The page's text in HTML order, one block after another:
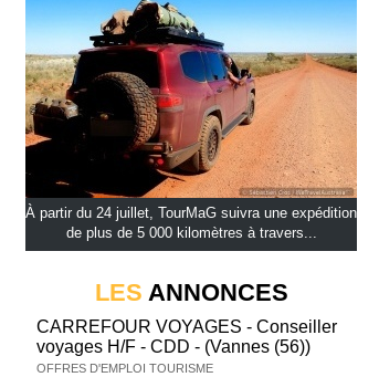
À partir du 24 juillet, TourMaG suivra une expédition
de plus de 5 000 kilomètres à travers...
LES ANNONCES
CARREFOUR VOYAGES - Conseiller
voyages H/F - CDD - (Vannes (56))
OFFRES D'EMPLOI TOURISME